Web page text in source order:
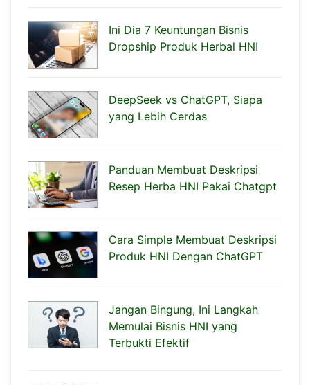
Ini Dia 7 Keuntungan Bisnis
Dropship Produk Herbal HNI
DeepSeek vs ChatGPT, Siapa
yang Lebih Cerdas
Panduan Membuat Deskripsi
Resep Herba HNI Pakai Chatgpt
Cara Simple Membuat Deskripsi
Produk HNI Dengan ChatGPT
Jangan Bingung, Ini Langkah
Memulai Bisnis HNI yang
Terbukti Efektif